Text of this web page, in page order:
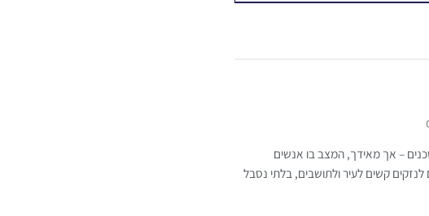
– אך מאידך, המצב בו אנשים
לנזקים קשים לעיר ולתושבים, בלתי נסבל